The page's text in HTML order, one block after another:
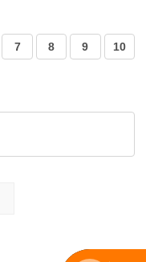
7 8 9 10